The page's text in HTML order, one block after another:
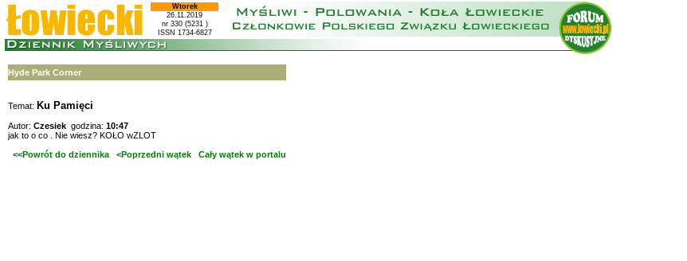
Wtorek
26.11.2019
nr 330 (5231 )
ISSN 1734-6827
Hyde Park Corner
Temat: Ku Pamięci
Autor: Czesiek godzina: 10:47
jak to o co . Nie wiesz? KOŁO wZLOT
<<Powrót do dziennika
<Poprzedni wątek Cały wątek w portalu